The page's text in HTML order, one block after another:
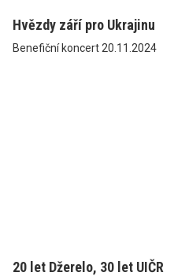
Hvězdy září pro Ukrajinu
Benefiční koncert 20.11.2024
20 let Džerelo, 30 let UIČR